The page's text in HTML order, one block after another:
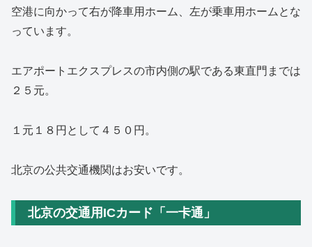
空港に向かって右が降車用ホーム、左が乗車用ホームとな
っています。
エアポートエクスプレスの市内側の駅である東直門までは
２５元。
１元１８円として４５０円。
北京の公共交通機関はお安いです。
北京の交通用ICカード「一卡通」